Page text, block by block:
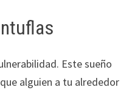
Este sueño
alguien a tu alrededor